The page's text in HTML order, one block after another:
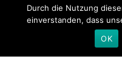
Event bzw. das
Tonmaterial ist allein der
verantwortlich. Dieser ist in
Pressetexte sowie der
Durch die Nutzung
einverstanden, dass
OK